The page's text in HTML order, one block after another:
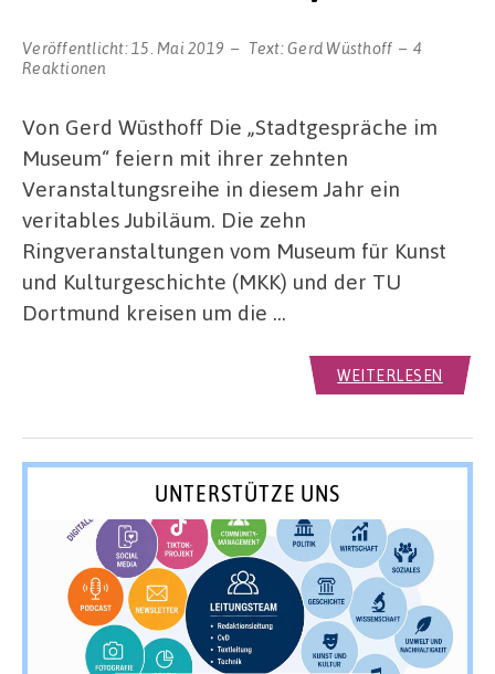
Veröffentlicht: 15. Mai 2019 Text:Gerd Wüsthoff
4
Reaktionen
Von Gerd Wüsthoff Die „Stadtgespräche im
Museum“ feiern mit ihrer zehnten
Veranstaltungsreihe in diesem Jahr ein
veritables Jubiläum. Die zehn
Ringveranstaltungen vom Museum für Kunst
und Kulturgeschichte (MKK) und der TU
Dortmund kreisen um die …
WEITERLESEN
UNTERSTÜTZE UNS